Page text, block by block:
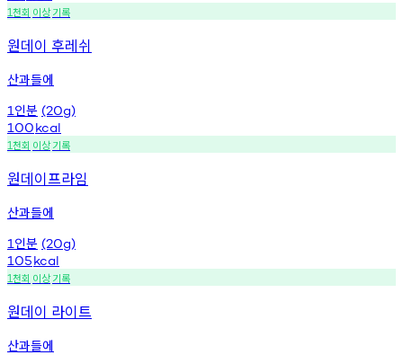
1천회 이상기록
원데이 후레쉬
산과들에
1 인분 (20g)
100kcal
1천회 이상기록
원데이프라임
산과들에
1 인분 (20g)
105kcal
1천회 이상기록
원데이 라이트
산과들에